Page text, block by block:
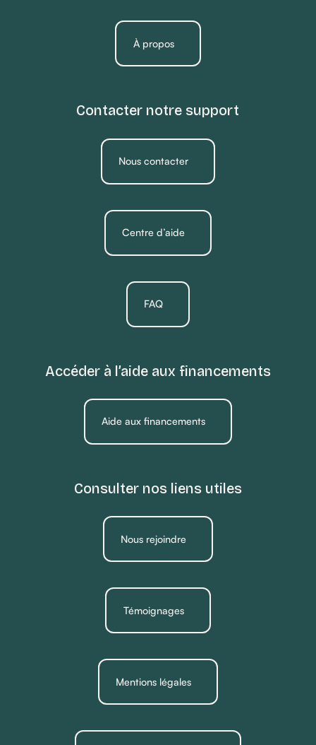
À propos
Contacter notre support
Nous contacter
Centre d’aide
FAQ
Accéder à l’aide aux financements
Aide aux financements
Consulter nos liens utiles
Nous rejoindre
Témoignages
Mentions légales